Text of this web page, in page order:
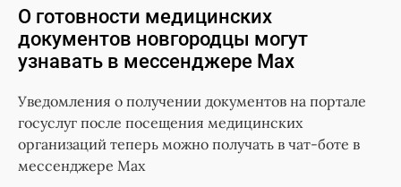
О готовности медицинских
документов новгородцы могут
узнавать в мессенджере Мах
Уведомления о получении документов на портале
госуслуг после посещения медицинских
организаций теперь можно получать в чат-боте в
мессенджере Мах